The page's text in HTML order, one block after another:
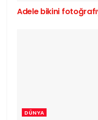
Adele bikini
DÜNYA